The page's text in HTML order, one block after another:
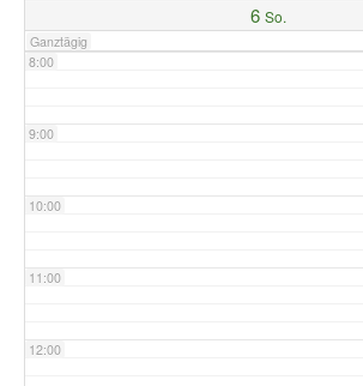
6 So.
Ganztägig
8:00
9:00
10:00
11:00
12:00